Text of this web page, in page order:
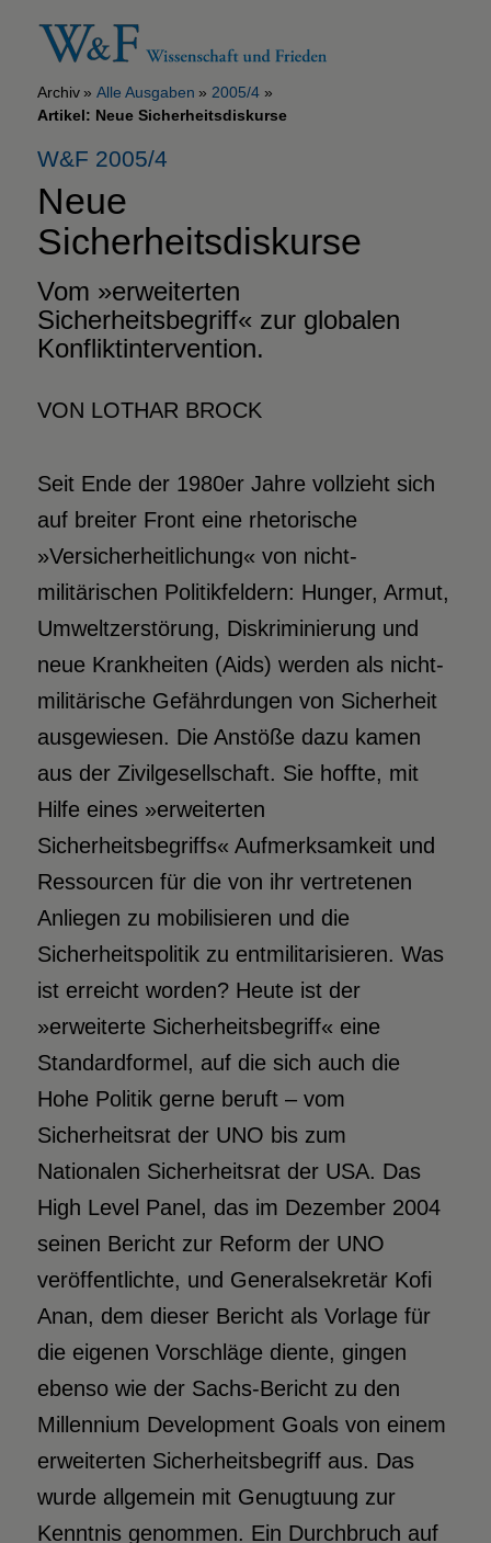
Archiv Alle Ausgaben
2005/4
Artikel: Neue Sicherheitsdiskurse
W&F 2005/4
Neue
Sicherheitsdiskurse
Vom »erweiterten
Sicherheitsbegriff« zur globalen
Konfliktintervention.
VON LOTHAR BROCK
Seit Ende der 1980er Jahre vollzieht sich
auf breiter Front eine rhetorische
»Versicherheitlichung« von nicht-
militärischen Politikfeldern: Hunger, Armut,
Umweltzerstörung, Diskriminierung und
neue Krankheiten (Aids) werden als nicht-
militärische Gefährdungen von Sicherheit
ausgewiesen. Die Anstöße dazu kamen
aus der Zivilgesellschaft. Sie hoffte, mit
Hilfe eines »erweiterten
Sicherheitsbegriffs« Aufmerksamkeit und
Ressourcen für die von ihr vertretenen
Anliegen zu mobilisieren und die
Sicherheitspolitik zu entmilitarisieren. Was
ist erreicht worden? Heute ist der
»erweiterte Sicherheitsbegriff« eine
Standardformel, auf die sich auch die
Hohe Politik gerne beruft – vom
Sicherheitsrat der UNO bis zum
Nationalen Sicherheitsrat der USA. Das
High Level Panel, das im Dezember 2004
seinen Bericht zur Reform der UNO
veröffentlichte, und Generalsekretär Kofi
Anan, dem dieser Bericht als Vorlage für
die eigenen Vorschläge diente, gingen
ebenso wie der Sachs-Bericht zu den
Millennium Development Goals von einem
erweiterten Sicherheitsbegriff aus. Das
wurde allgemein mit Genugtuung zur
Kenntnis genommen. Ein Durchbruch auf